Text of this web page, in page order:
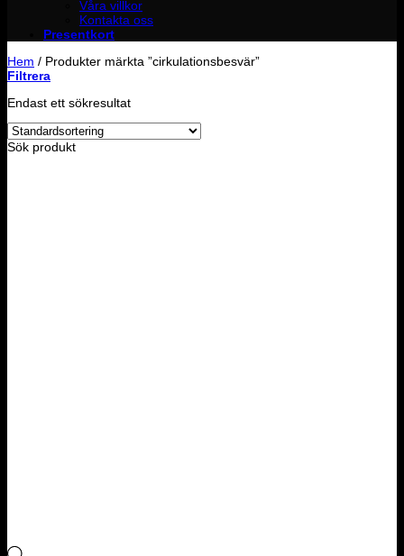
Våra villkor
Kontakta oss
Presentkort
Hem / Produkter märkta ”cirkulationsbesvär”
Filtrera
Endast ett sökresultat
Sök produkt